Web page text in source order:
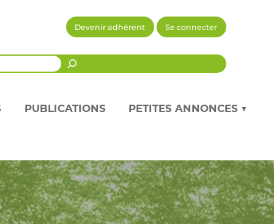
Devenir adhérent Se connecter
PUBLICATIONS PETITES ANNONCES ▼